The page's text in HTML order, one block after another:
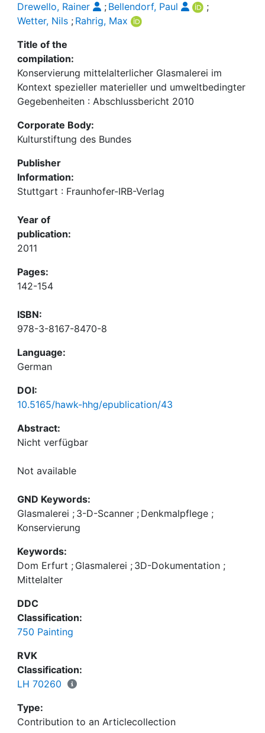
Drewello, Rainer
; Bellendorf, Paul
;
Wetter, Nils ; Rahrig, Max
Title of the
compilation:
Konservierung mittelalterlicher Glasmalerei im
Kontext spezieller materieller und umweltbedingter
Gegebenheiten : Abschlussbericht 2010
Corporate Body:
Kulturstiftung des Bundes
Publisher
Information:
Stuttgart : Fraunhofer-IRB-Verlag
Year of
publication:
2011
Pages:
142-154
ISBN:
978-3-8167-8470-8
Language:
German
DOI:
10.5165/hawk-hhg/epublication/43
Abstract:
Not available
GND Keywords:
Glasmalerei ; 3-D-Scanner ; Denkmalpflege ;
Konservierung
Keywords:
Dom Erfurt ; Glasmalerei ; 3D-Dokumentation ;
Mittelalter
DDC
Classification:
750 Painting
RVK
Classification:
LH 70260
Type:
Contribution to an Articlecollection